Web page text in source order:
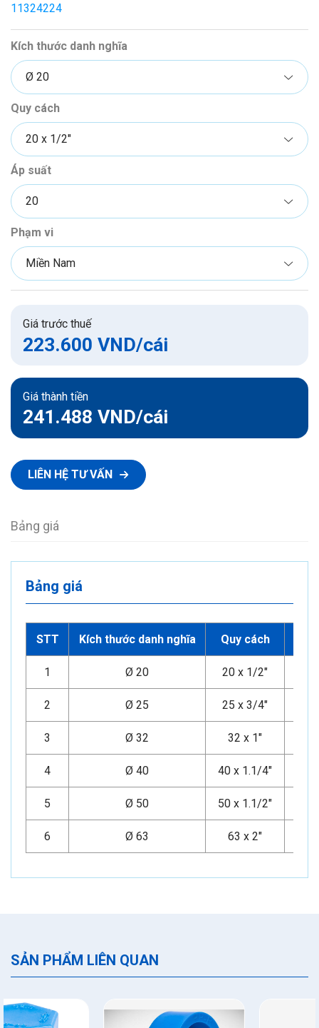
11324224
Kích thước danh nghĩa
Quy cách
Áp suất
Phạm vi
Giá trước thuế
223.600 VND/cái
Giá thành tiền
241.488 VND/cái
LIÊN HỆ TƯ VẤN
Bảng giá
Bảng giá
STT Kích thước danh nghĩa Quy cách
1 Ø 20 20 x 1/2"
2 Ø 25 25 x 3/4"
3 Ø 32 32 x 1"
4 Ø 40 40 x 1.1/4"
5 Ø 50 50 x 1.1/2"
6 Ø 63 63 x 2"
SẢN PHẨM LIÊN QUAN